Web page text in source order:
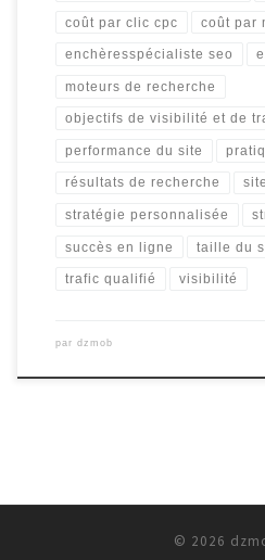
coût par clic cpc coût par
enchèresspécialiste seo
moteurs de recherche
objectifs de visibilité et de
performance du site
résultats de recherche
stratégie personnalisée
succès en ligne taille du
trafic qualifié visibilité
par dzmob
© 2026